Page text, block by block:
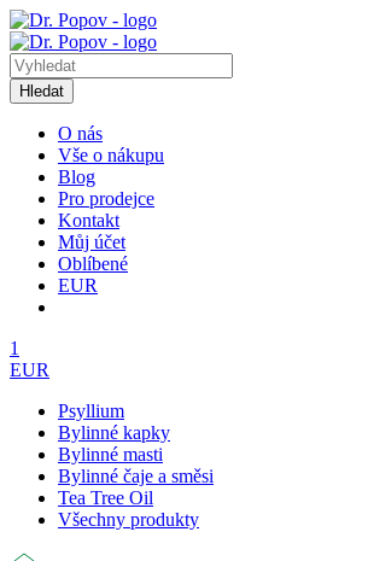
Hledat
O nás
Vše o nákupu
Blog
Pro prodejce
Kontakt
Můj účet
Oblíbené
EUR
1
EUR
Psyllium
Bylinné kapky
Bylinné masti
Bylinné čaje a směsi
Tea Tree Oil
Všechny produkty